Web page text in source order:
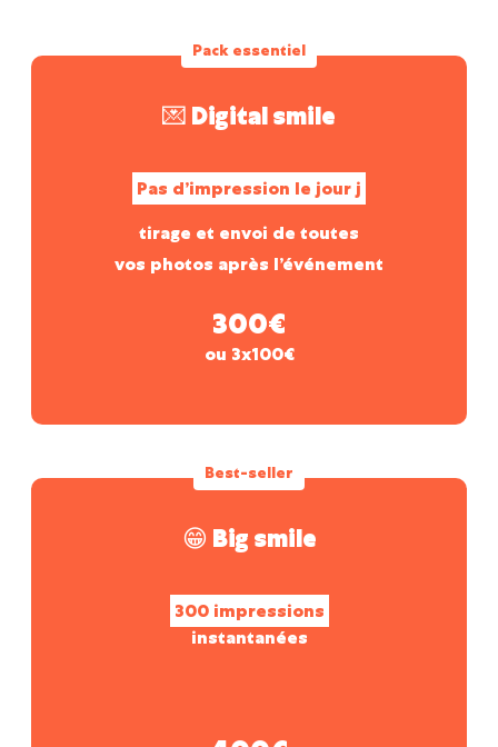
Pack essentiel
💌 Digital smile
Pas d’impression le jour j
tirage et envoi de toutes
vos photos après l’événement
300€
ou 3x100€
Best-seller
😁 Big smile
300 impressions
instantanées